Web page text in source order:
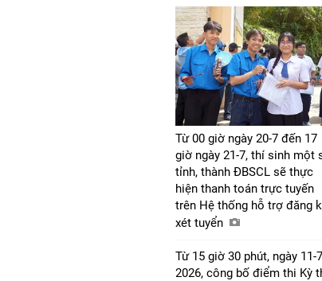
Từ 00 giờ ngày 20-7 đến 17
giờ ngày 21-7, thí sinh một
tỉnh, thành ĐBSCL sẽ thực
hiện thanh toán trực tuyến
trên Hệ thống hỗ trợ đăng
xét tuyển
Từ 15 giờ 30 phút, ngày 11-
2026, công bố điểm thi Kỳ